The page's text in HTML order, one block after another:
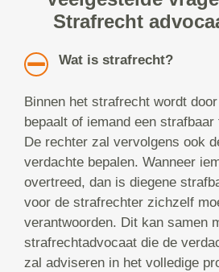
Strafrecht
Wat is strafrecht?
Binnen het strafrecht wordt
bepaalt of iemand een
De rechter zal vervolgens ook
verdachte bepalen. Wanneer
overtreed, dan is diegene
voor de strafrechter zichzelf
verantwoorden. Dit kan samen
strafrechtadvocaat die de
zal adviseren in het volledige